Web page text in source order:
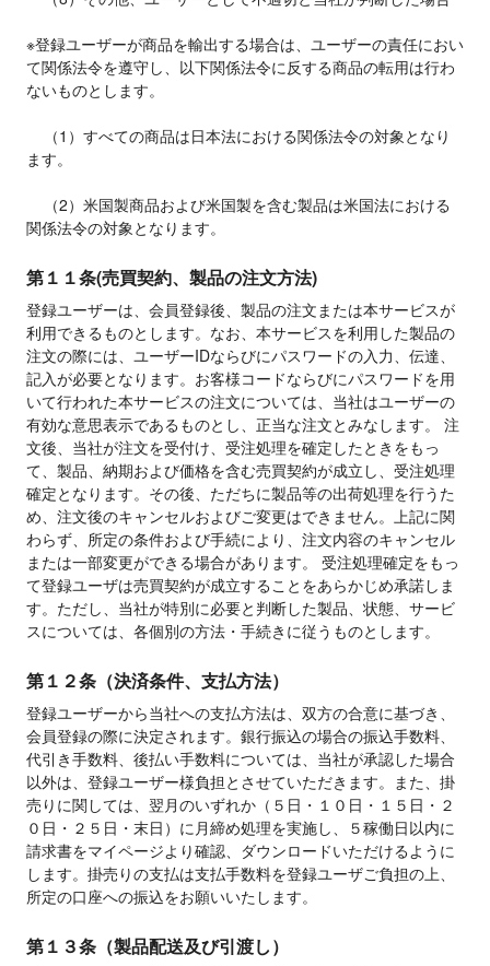
※登録ユーザーが商品を輸出する場合は、ユーザーの責任におい
て関係法令を遵守し、以下関係法令に反する商品の転用は行わ
ないものとします。
ます。
関係法令の対象となります。
第１１条(売買契約、製品の注文方法)
登録ユーザーは、会員登録後、製品の注文または本サービスが
利用できるものとします。なお、本サービスを利用した製品の
注文の際には、ユーザーIDならびにパスワードの入力、伝達、
記入が必要となります。お客様コードならびにパスワードを用
いて行われた本サービスの注文については、当社はユーザーの
有効な意思表示であるものとし、正当な注文とみなします。 注
文後、当社が注文を受付け、受注処理を確定したときをもっ
て、製品、納期および価格を含む売買契約が成立し、受注処理
確定となります。その後、ただちに製品等の出荷処理を行うた
め、注文後のキャンセルおよびご変更はできません。上記に関
わらず、所定の条件および手続により、注文内容のキャンセル
または一部変更ができる場合があります。 受注処理確定をもっ
て登録ユーザは売買契約が成立することをあらかじめ承諾しま
す。ただし、当社が特別に必要と判断した製品、状態、サービ
スについては、各個別の方法・手続きに従うものとします。
第１２条（決済条件、支払方法）
登録ユーザーから当社への支払方法は、双方の合意に基づき、
会員登録の際に決定されます。銀行振込の場合の振込手数料、
代引き手数料、後払い手数料については、当社が承認した場合
以外は、登録ユーザー様負担とさせていただきます。また、掛
売りに関しては、翌月のいずれか（５日・１０日・１５日・２
０日・２５日・末日）に月締め処理を実施し、５稼働日以内に
請求書をマイページより確認、ダウンロードいただけるように
します。掛売りの支払は支払手数料を登録ユーザご負担の上、
所定の口座への振込をお願いいたします。
第１３条（製品配送及び引渡し）